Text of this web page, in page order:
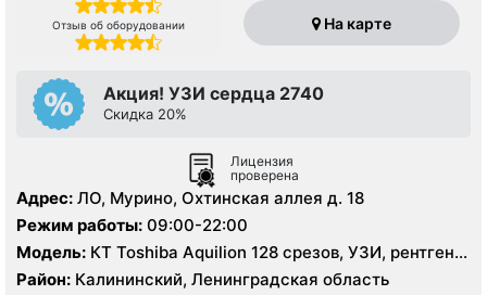
Отзыв об оборудовании На карте
Акция! УЗИ сердца 2740
Скидка 20%
Лицензия
проверена
Адрес: ЛО, Мурино, Охтинская аллея д. 18
Режим работы: 09:00-22:00
Модель: КТ Toshiba Aquilion 128 срезов, УЗИ, рентген
цифровой
Район: Калининский, Ленинградская область